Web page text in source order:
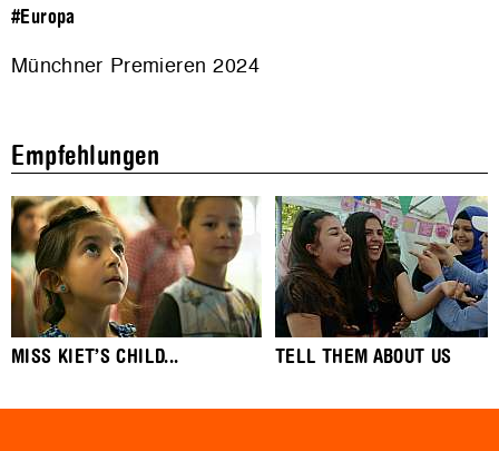
#Europa
Münchner Premieren 2024
Empfehlungen
MISS KIET’S CHILD... TELL THEM ABOUT US